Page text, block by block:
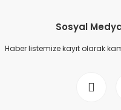
Sosyal
Haber listemize kayıt olarak